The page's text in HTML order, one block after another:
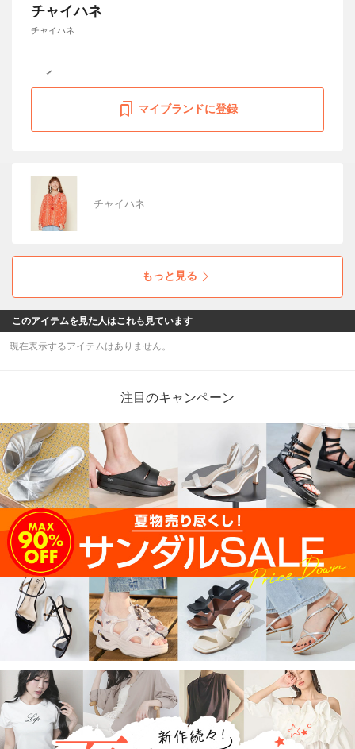
チャイハネ
チャイハネ
マイブランドに登録
チャイハネ
もっと見る
このアイテムを見た人はこれも見ています
現在表示するアイテムはありません。
注目のキャンペーン